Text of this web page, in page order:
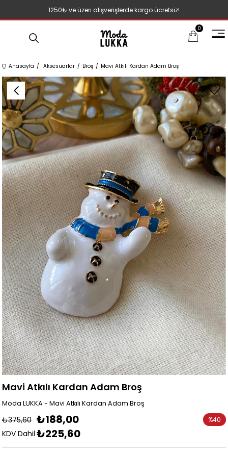
1250₺ ve üzeri alışverişlerde kargo ücretsiz!
0
Anasayfa Aksesuarlar Broş Mavi Atkılı Kardan Adam Broş
Mavi Atkılı Kardan Adam Broş
Moda LUKKA - Mavi Atkılı Kardan Adam Broş
₺375,60 ₺188,00
KDV Dahil ₺225,60
%40